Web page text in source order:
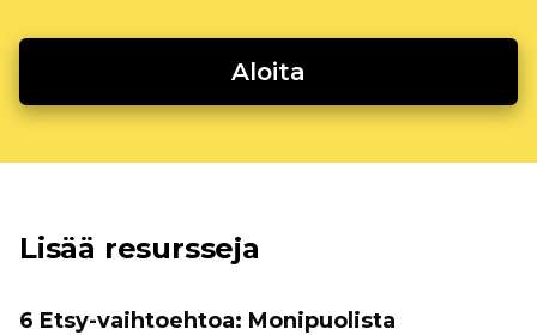
Aloita
Lisää resursseja
6 Etsy-vaihtoehtoa: Monipuolista